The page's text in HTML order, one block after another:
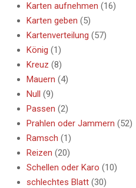
Karten aufnehmen (16)
Karten geben (5)
Kartenverteilung (57)
König (1)
Kreuz (8)
Mauern (4)
Null (9)
Passen (2)
Prahlen oder Jammern (52)
Ramsch (1)
Reizen (20)
Schellen oder Karo (10)
schlechtes Blatt (30)